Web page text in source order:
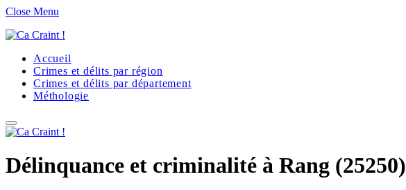
Close Menu
Accueil
Crimes et délits par région
Crimes et délits par département
Méthologie
Délinquance et criminalité à Rang (25250)